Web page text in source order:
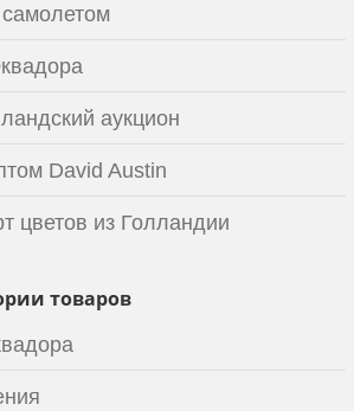
аукцион
David Austin
цветов из Голландии
товаров